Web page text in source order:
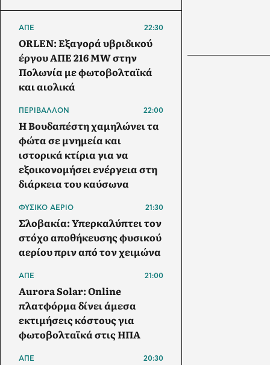
ΑΠΕ 22:30
ORLEN: Εξαγορά υβριδικού
έργου ΑΠΕ 216 MW στην
Πολωνία με φωτοβολταϊκά
και αιολικά
ΠΕΡΙΒΑΛΛΟΝ 22:00
Η Βουδαπέστη χαμηλώνει τα
φώτα σε μνημεία και
ιστορικά κτίρια για να
εξοικονομήσει ενέργεια στη
διάρκεια του καύσωνα
ΦΥΣΙΚΟ ΑΕΡΙΟ 21:30
Σλοβακία: Υπερκαλύπτει τον
στόχο αποθήκευσης φυσικού
αερίου πριν από τον χειμώνα
ΑΠΕ 21:00
Aurora Solar: Online
πλατφόρμα δίνει άμεσα
εκτιμήσεις κόστους για
φωτοβολταϊκά στις ΗΠΑ
ΑΠΕ 20:30